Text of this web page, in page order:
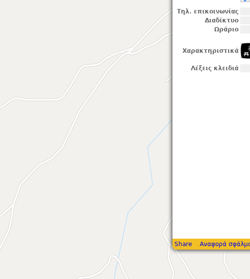
Τηλ. επικοινωνίας
Διαδίκτυο
Ωράριο
Χαρακτηριστικά
Λέξεις κλειδιά
Share Αναφορά